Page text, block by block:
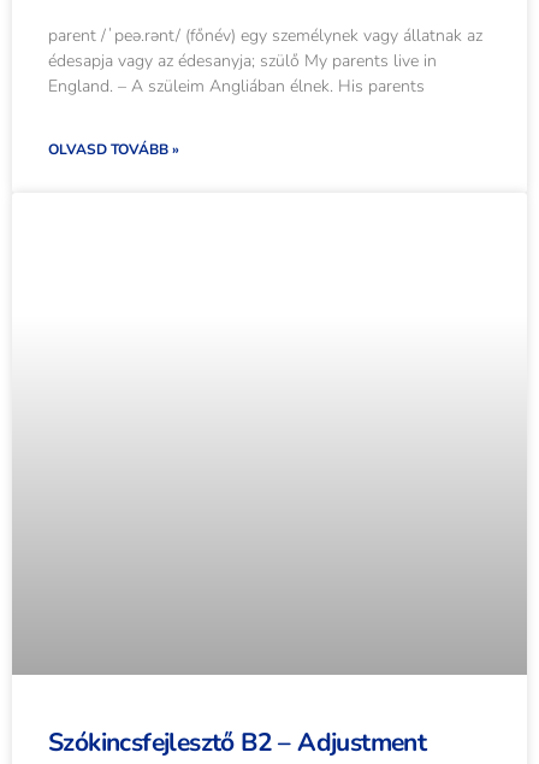
parent /ˈpeə.rənt/ (főnév) egy személynek vagy állatnak az
édesapja vagy az édesanyja; szülő My parents live in
England. – A szüleim Angliában élnek. His parents
OLVASD TOVÁBB »
Szókincsfejlesztő B2 – Adjustment